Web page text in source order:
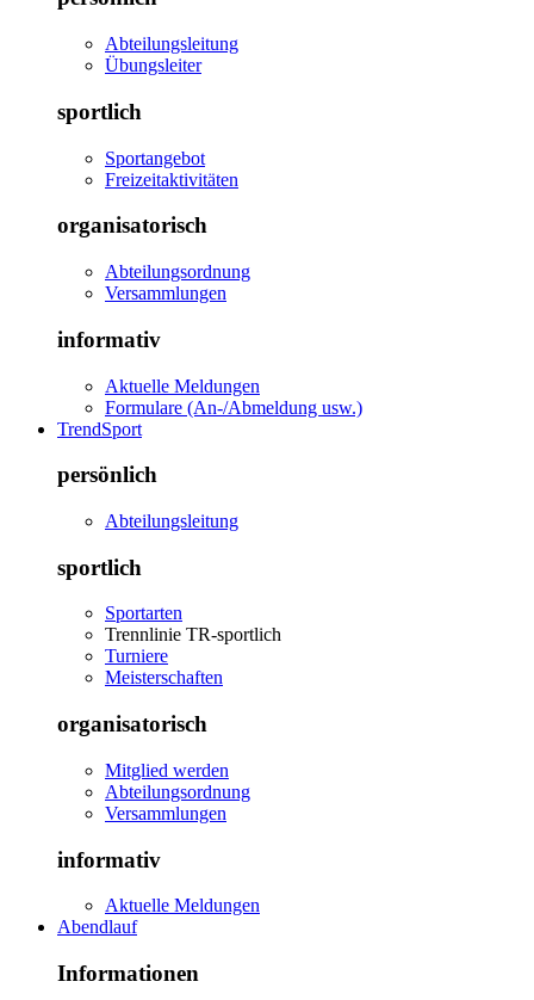
Abteilungsleitung
Übungsleiter
sportlich
Sportangebot
Freizeitaktivitäten
organisatorisch
Abteilungsordnung
Versammlungen
informativ
Aktuelle Meldungen
Formulare (An-/Abmeldung usw.)
TrendSport
persönlich
Abteilungsleitung
sportlich
Sportarten
Trennlinie TR-sportlich
Turniere
Meisterschaften
organisatorisch
Mitglied werden
Abteilungsordnung
Versammlungen
informativ
Aktuelle Meldungen
Abendlauf
Informationen